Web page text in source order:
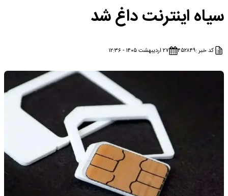
سیاه اینترنت داغ شد
کد خبر :۴۵۲۸۴۹ ۲۷ اردیبهشت ۱۴۰۵ - ۱۲:۳۶